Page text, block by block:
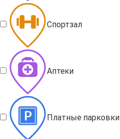
Спортзал
Аптеки
Платные парковки